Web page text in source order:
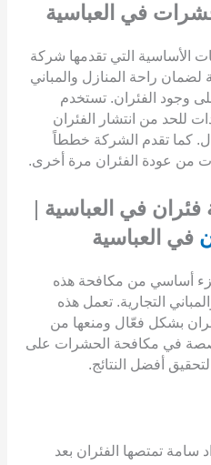
في العباسية
الأساسية التي تقدمها شركة
راحة المنازل والمباني
وجود الفئران. تستخدم
للحد من انتشار الفئران
كما تقدم الشركة خططاً
من عودة الفئران مرة أخرى.
في العباسية |
في العباسية
أساسي من مكافحة هذه
التجارية. تعمل هذه
بشكل فعّال ومنعها من
في مكافحة الحشرات على
أفضل النتائج.
سامة تمتصها الفئران بعد